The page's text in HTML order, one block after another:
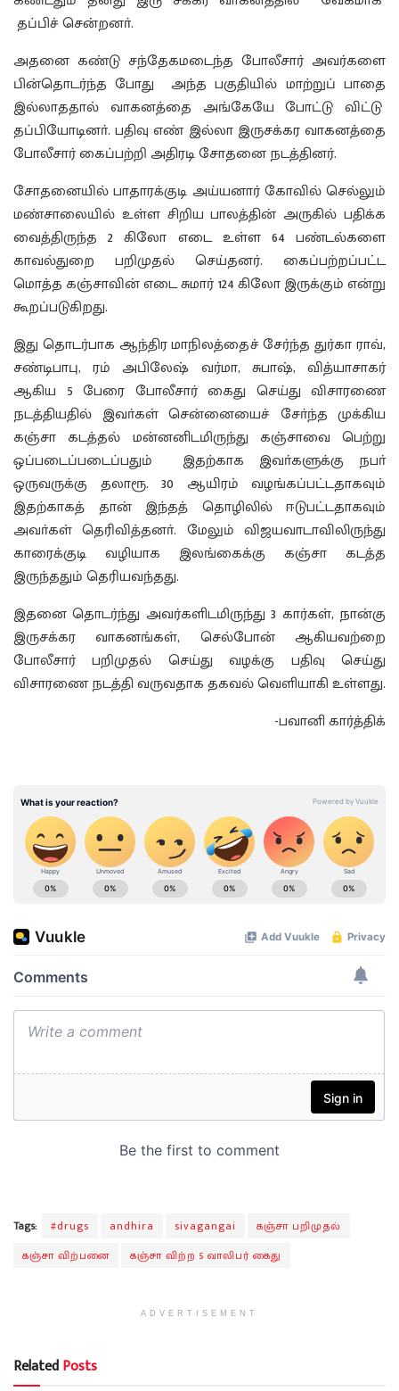
தப்பிச் சென்றனா்.
அதனை கண்டு சந்தேகமடைந்த போலீசார் அவர்களை
பின்தொடர்ந்த போது அந்த பகுதியில் மாற்றுப் பாதை
இல்லாததால் வாகனத்தை அங்கேயே போட்டு விட்டு
தப்பியோடினா். பதிவு எண் இல்லா இருசக்கர வாகனத்தை
போலீசார் கைப்பற்றி அதிரடி சோதனை நடத்தினர்.
சோதனையில் பாதாரக்குடி அய்யனார் கோவில் செல்லும்
மண்சாலையில் உள்ள சிறிய பாலத்தின் அருகில் பதிக்க
வைத்திருந்த 2 கிலோ எடை உள்ள 64 பண்டல்களை
காவல்துறை பறிமுதல் செய்தனர். கைப்பற்றப்பட்ட
மொத்த கஞ்சாவின் எடை சுமார் 124 கிலோ இருக்கும் என்று
கூறப்படுகிறது.
இது தொடர்பாக ஆந்திர மாநிலத்தைச் சேர்ந்த துர்கா ராவ்,
சண்டிபாபு, ரம் அபிலேஷ் வர்மா, சுபாஷ், வித்யாசாகர்
ஆகிய 5 பேரை போலீசார் கைது செய்து விசாரணை
நடத்தியதில் இவா்கள் சென்னையைச் சோ்ந்த முக்கிய
கஞ்சா கடத்தல் மன்னனிடமிருந்து கஞ்சாவை பெற்று
ஒப்படைப்படைப்பதும் இதற்காக இவா்களுக்கு நபா்
ஒருவருக்கு தலாரூ. 30 ஆயிரம் வழங்கப்பட்டதாகவும்
இதற்காகத் தான் இந்தத் தொழிலில் ஈடுபட்டதாகவும்
அவா்கள் தெரிவித்தனா். மேலும் விஜயவாடாவிலிருந்து
காரைக்குடி வழியாக இலங்கைக்கு கஞ்சா கடத்த
இருந்ததும் தெரியவந்தது.
இதனை தொடர்ந்து அவர்களிடமிருந்து 3 கார்கள், நான்கு
இருசக்கர வாகனங்கள், செல்போன் ஆகியவற்றை
போலீசார் பறிமுதல் செய்து வழக்கு பதிவு செய்து
விசாரணை நடத்தி வருவதாக தகவல் வெளியாகி உள்ளது.
-பவானி கார்த்திக்
Tags: #drugs andhira sivagangai
கஞ்சா பறிமுதல்
கஞ்சா விற்பனை
கஞ்சா விற்ற 5 வாலிபர் கைது
ADVERTISEMENT
RelatedPosts